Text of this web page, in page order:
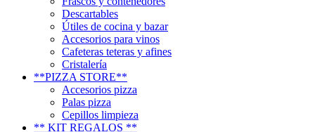
Descartables
Útiles de cocina y bazar
Accesorios para vinos
Cafeteras teteras y afines
Cristalería
**PIZZA STORE**
Accesorios pizza
Palas pizza
Cepillos limpieza
** KIT REGALOS **